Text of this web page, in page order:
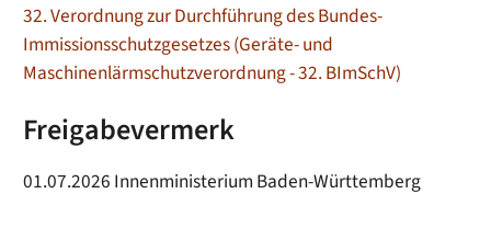
32. Verordnung zur Durchführung des Bundes-
Immissionsschutzgesetzes (Geräte- und
Maschinenlärmschutzverordnung - 32. BImSchV)
Freigabevermerk
01.07.2026 Innenministerium Baden-Württemberg